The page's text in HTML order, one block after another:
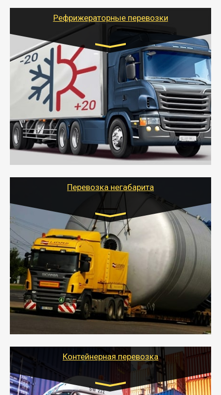
для погрузочно-разгрузочных работ при перевозке.
Рефрижераторные перевозки
Транспорт:
Газель (1,5 и 3 тонны), Бычок, Еврофура от 5 до
10 тонн
от 6000 руб.
- Рефрижераторные перевозки грузов с
соблюдением температурного режима, работающим
термописцем, санитарной обработкой кузова и мед.
книжкой у водителя.
- Тайгер Логистик поможет быстро перевезти
скоропортящиеся продукты в любой город России с
Перевозка негабарита
Цена за км. Рассчитывается
индивидуально
- Перевозка техники и негабаритных грузов
осуществляется после получения разрешения на
перевозку (обычно 7-14 дней).
- Тайгер Логистик в короткие сроки поможет вам
качественно и безопасно перевезти негабаритные
грузы по всей России тралом, манипулятором и
другим транспортом и подобрать оптимальный
Контейнерная перевозка